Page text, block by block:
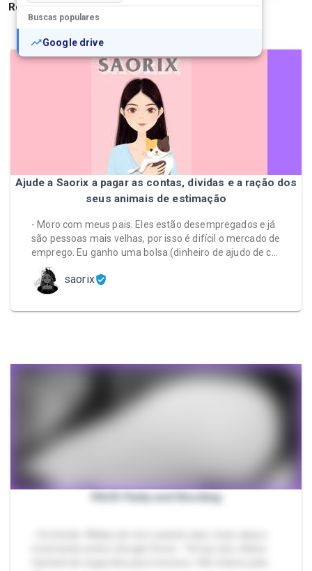
Buscas populares
Google drive
Resultados para"Google drive"
Ajude a Saorix a pagar as contas, dividas e a ração dos
seus animais de estimação
- Moro com meus pais. Eles estão desempregados e já
são pessoas mais velhas, por isso é difícil o mercado de
emprego. Eu ganho uma bolsa (dinheiro de ajudo de c…
saorix
PACK Panty and Stocking